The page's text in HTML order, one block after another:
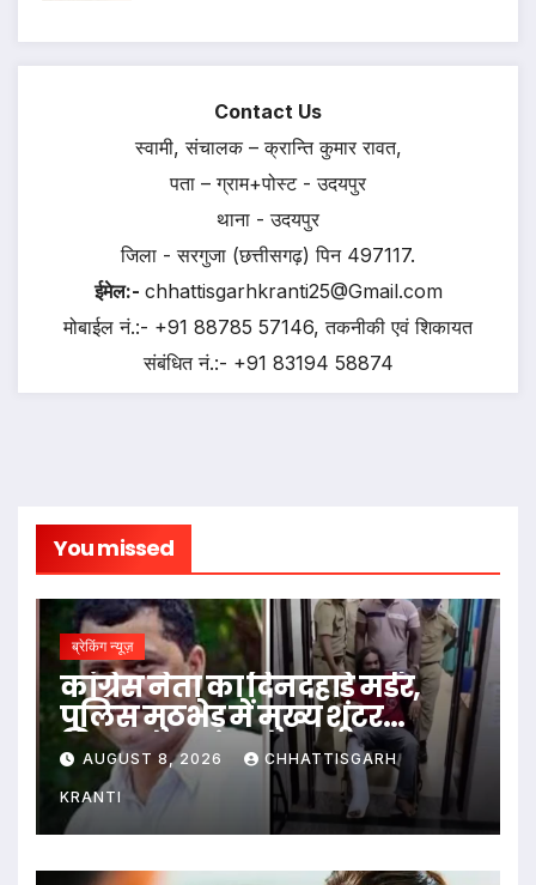
Contact Us
स्वामी, संचालक – क्रान्ति कुमार रावत,
पता – ग्राम+पोस्ट - उदयपुर
थाना - उदयपुर
जिला - सरगुजा (छत्तीसगढ़) पिन 497117.
ईमेल:- chhattisgarhkranti25@Gmail.com
मोबाईल नं.:- +91 88785 57146, तकनीकी एवं शिकायत
संबंधित नं.:- +91 83194 58874
You missed
ब्रेकिंग न्यूज़
कांग्रेस नेता का दिनदहाड़े मर्डर,
पुलिस मुठभेड़ में मुख्य शूटर
गिरफ्तार
AUGUST 8, 2026 CHHATTISGARH
KRANTI